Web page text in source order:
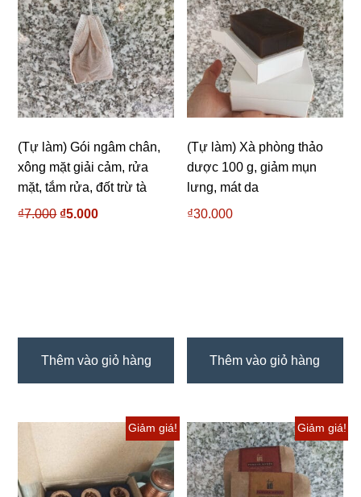
(Tự làm) Gói ngâm chân,
xông mặt giải cảm, rửa
mặt, tắm rửa, đốt trừ tà
₫7.000 Giá
₫5.000
Thêm vào giỏ hàng
(Tự làm) Xà phòng thảo
dược 100 g, giảm mụn
lưng, mát da
₫30.000
Thêm vào giỏ hàng
Giảm giá! Giảm giá!